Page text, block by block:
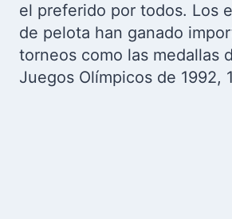
el preferido por todos. Los
de pelota han ganado
torneos como las medallas
Juegos Olímpicos de 1992,